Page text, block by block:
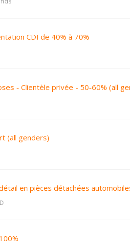
CDI de 40% à 70%
- Clientèle privée - 50-60% (all
(all genders)
en pièces détachées